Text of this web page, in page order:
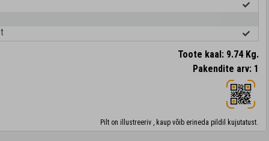
Toote kaal: 9.74 Kg.
Pakendite arv: 1
Pilt on illustreeriv , kaup võib erineda pildil kujutatust.